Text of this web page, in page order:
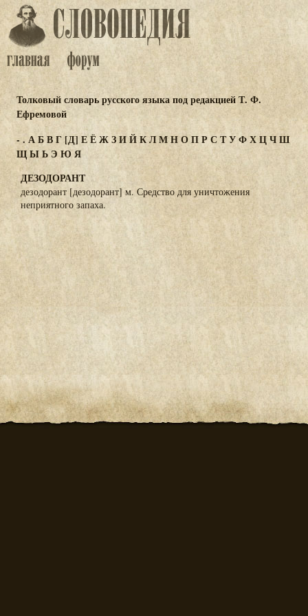
Толковый словарь русского языка под редакцией Т. Ф.
Ефремовой
- . АБВГ[Д] ЕЁЖЗИЙКЛМНОПРС ТУФХЦЧШ
ЩЫЬЭ ЮЯ
ДЕЗОДОРАНТ
дезодорант [дезодорант] м. Средство для уничтожения
неприятного запаха.